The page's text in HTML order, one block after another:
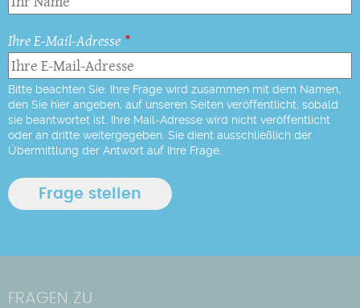
Ihre E-Mail-Adresse
Bitte beachten Sie: Ihre Frage wird zusammen mit dem Namen,
den Sie hier angeben, auf unseren Seiten veröffentlicht, sobald
sie beantwortet ist. Ihre Mail-Adresse wird nicht veröffentlicht
oder an dritte weitergegeben. Sie dient ausschließlich der
Übermittlung der Antwort auf Ihre Frage.
FRAGEN ZU